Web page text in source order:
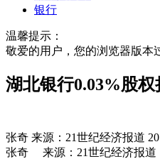
银行
温馨提示：
敬爱的用户，您的浏览器版本
湖北银行0.03%股
张奇 来源： 21世纪经济报道
张奇 来源：21世纪经济报道